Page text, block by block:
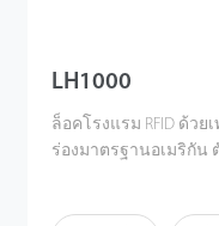
LH1000
ล็อคโรงแรม RFID ด้วย
ร่องมาตรฐานอเมริกัน